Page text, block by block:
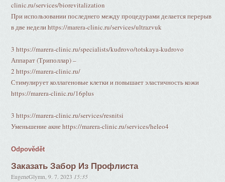
clinic.ru/services/biorevitalization
При использовании последнего между процедурами делается перерыв
в две недели https://marera-clinic.ru/services/ultrazvuk
3 https://marera-clinic.ru/specialists/kudrovo/totskaya-kudrovo
Аппарат (Триполлар) –
2 https://marera-clinic.ru/
Стимулирует коллагеновые клетки и повышает эластичность кожи
https://marera-clinic.ru/16plus
3 https://marera-clinic.ru/services/resnitsi
Уменьшение акне https://marera-clinic.ru/services/heleo4
Odpovědět
Заказать Забор Из Профлиста
EugeneGlymn ,9. 7. 2023 15:35